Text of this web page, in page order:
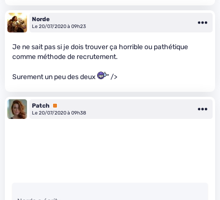
Norde
Le 20/07/2020 à 09h23
Je ne sait pas si je dois trouver ça horrible ou pathétique
comme méthode de recrutement.
Surement un peu des deux " />
Patch Premium
Le 20/07/2020 à 09h38